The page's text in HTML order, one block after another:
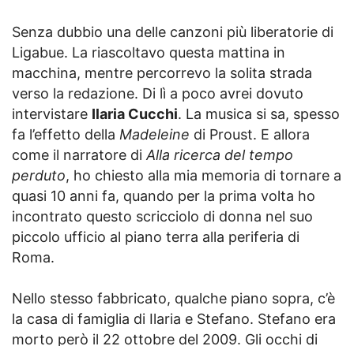
Senza dubbio una delle canzoni più liberatorie di
Ligabue. La riascoltavo questa mattina in
macchina, mentre percorrevo la solita strada
verso la redazione. Di lì a poco avrei dovuto
intervistare Ilaria Cucchi. La musica si sa, spesso
fa l’effetto della Madeleine di Proust. E allora
come il narratore di Alla ricerca del tempo
perduto, ho chiesto alla mia memoria di tornare a
quasi 10 anni fa, quando per la prima volta ho
incontrato questo scricciolo di donna nel suo
piccolo ufficio al piano terra alla periferia di
Roma.
Nello stesso fabbricato, qualche piano sopra, c’è
la casa di famiglia di Ilaria e Stefano. Stefano era
morto però il 22 ottobre del 2009. Gli occhi di